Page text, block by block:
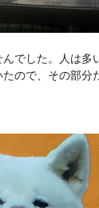
でした。人は多
ので、その部分